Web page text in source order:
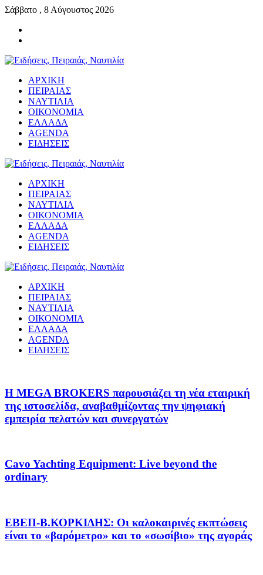
Σάββατο , 8 Αύγουστος 2026
ΑΡΧΙΚΗ
ΠΕΙΡΑΙΑΣ
ΝΑΥΤΙΛΙΑ
ΟΙΚΟΝΟΜΙΑ
ΕΛΛΑΔΑ
AGENDA
ΕΙΔΗΣΕΙΣ
ΑΡΧΙΚΗ
ΠΕΙΡΑΙΑΣ
ΝΑΥΤΙΛΙΑ
ΟΙΚΟΝΟΜΙΑ
ΕΛΛΑΔΑ
AGENDA
ΕΙΔΗΣΕΙΣ
ΑΡΧΙΚΗ
ΠΕΙΡΑΙΑΣ
ΝΑΥΤΙΛΙΑ
ΟΙΚΟΝΟΜΙΑ
ΕΛΛΑΔΑ
AGENDA
ΕΙΔΗΣΕΙΣ
Η MEGA BROKERS παρουσιάζει τη νέα εταιρική
της ιστοσελίδα, αναβαθμίζοντας την ψηφιακή
εμπειρία πελατών και συνεργατών
Cavo Yachting Equipment: Live beyond the
ordinary
EΒΕΠ-Β.ΚΟΡΚΙΔΗΣ: Οι καλοκαιρινές εκπτώσεις
είναι το «βαρόμετρο» και το «σωσίβιο» της αγοράς